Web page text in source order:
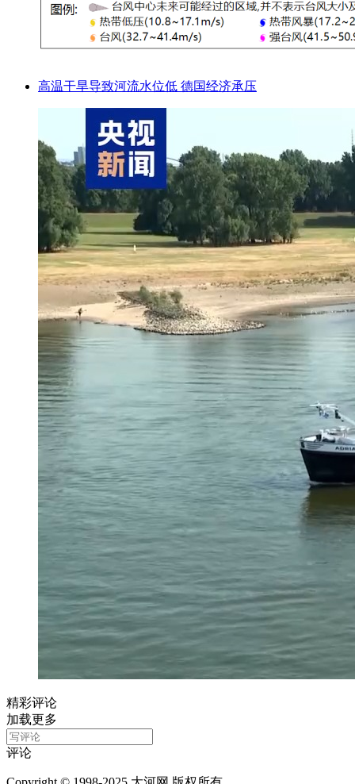
高温干旱导致河流水位低 德国经济承压
精彩评论
加载更多
评论